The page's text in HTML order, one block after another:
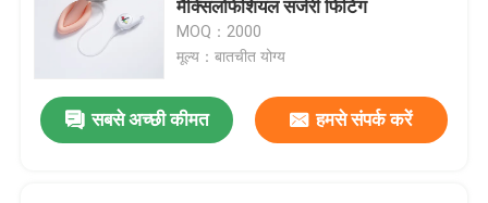
मैक्सिलोफेशियल सर्जरी फिटिंग
MOQ：2000
मूल्य：बातचीत योग्य
सबसे अच्छी कीमत हमसे संपर्क करें